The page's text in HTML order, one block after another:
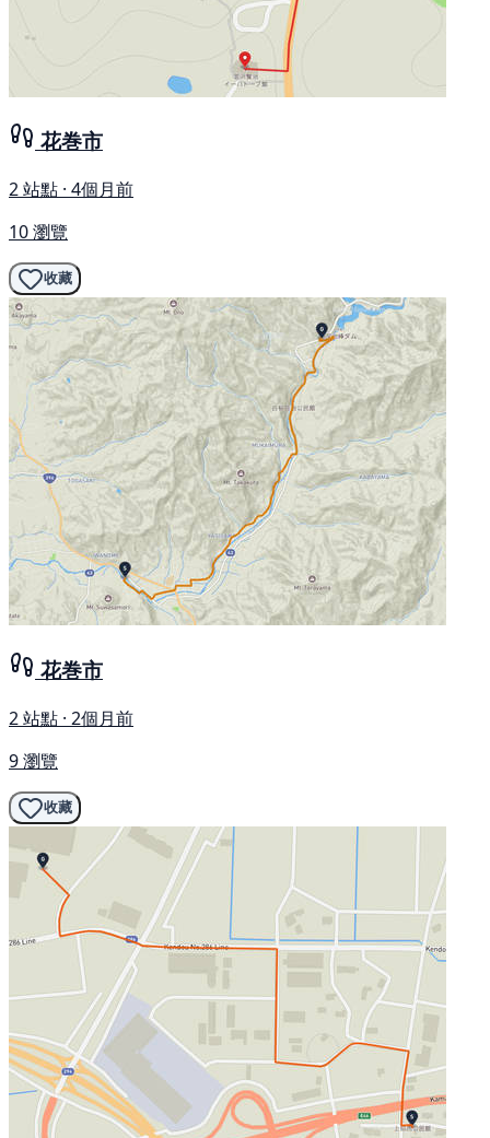
花巻市
2 站點 · 4個月前
10 瀏覽
收藏
花巻市
2 站點 · 2個月前
9 瀏覽
收藏